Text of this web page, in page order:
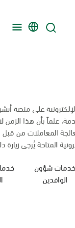
على منصة
علماً بأن هذا
المعاملات من
المتاحة يُرجى زيارة
خدمات شؤون
الوافدين